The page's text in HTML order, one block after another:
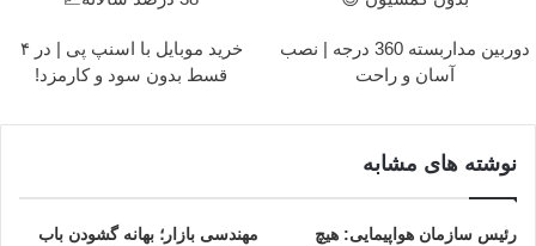
دوربین مداربسته 360 درجه | نصب
آسان و راحت
خرید موبایل با اسنپ پی | در ۴
قسط بدون سود و کارمزد!
نوشته های مشابه
رئیس سازمان هواپیمایی: هیچ
مهندسی بازار؛ بهانه گشودن باب